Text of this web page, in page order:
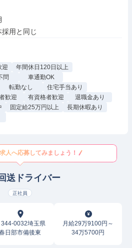
迎
年間休日120日以上
問
車通勤OK
転勤なし
住宅手当あり
歓迎 有資格者歓迎
退職金あり
固定給25万円以上
長期休暇あり
人へ応募してみましょう！
送ドライバー
正社員
344-0032埼玉県
日部市備後東
月給29万9100円～
34万5700円